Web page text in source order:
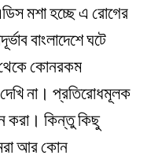
মশা হচ্ছে এ রোগের
বাংলাদেশে ঘটে
থেকে কোনরকম
না। প্রতিরোধমূলক
করা। কিন্তু কিছু
আর কোন